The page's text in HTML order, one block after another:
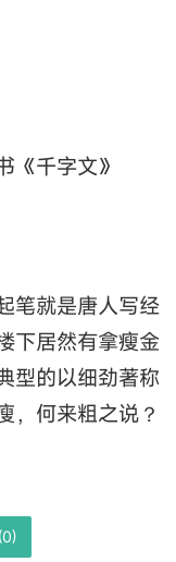
《千字文》
笔就是唐人写经
下居然有拿瘦金
型的以细劲著称
，何来粗之说？
0)